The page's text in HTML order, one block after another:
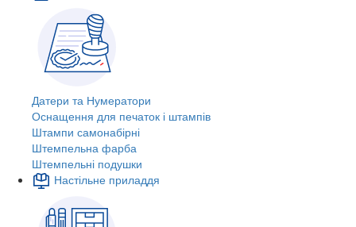
Датери та Нумератори
Оснащення для печаток і штампів
Штампи самонабірні
Штемпельна фарба
Штемпельні подушки
Настільне приладдя